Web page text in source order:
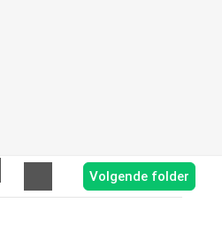
Volgende folder